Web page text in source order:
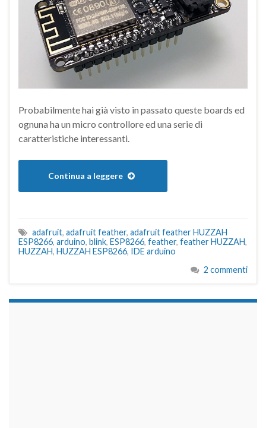
Probabilmente hai già visto in passato queste boards ed
ognuna ha un micro controllore ed una serie di
caratteristiche interessanti.
Continua a leggere
adafruit, adafruit feather, adafruit feather HUZZAH
ESP8266, arduino, blink, ESP8266, feather, feather HUZZAH,
HUZZAH, HUZZAH ESP8266, IDE arduino
2 commenti